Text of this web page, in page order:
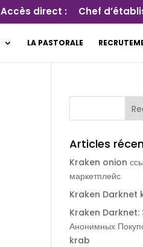
Accès direct : Chef
LA PASTORALE
Articles
Kraken onion
маркетплейс
Kraken Darknet
Kraken Darknet:
Анонимных
krab